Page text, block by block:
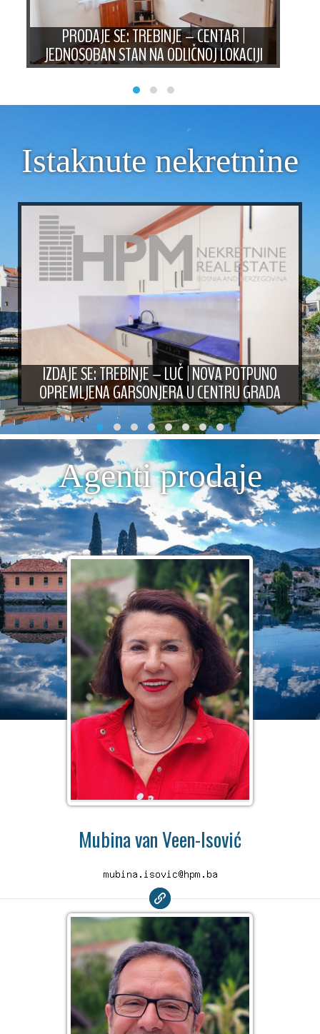
PRODAJE SE: TREBINJE – CENTAR |
JEDNOSOBAN STAN NA ODLIČNOJ LOKACIJI
Istaknute nekretnine
IZDAJE SE: TREBINJE – LUČ | NOVA POTPUNO
OPREMLJENA GARSONJERA U CENTRU GRADA
Agenti prodaje
Mubina van Veen-Isović